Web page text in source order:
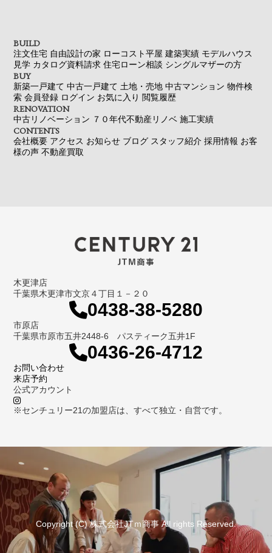
BUILD
注文住宅 自由設計の家 ローコスト平屋 建築実績 モデルハウス
見学 カタログ資料請求 住宅ローン相談 シングルマザーの方
BUY
新築一戸建て 中古一戸建て 土地・売地 中古マンション 物件検
索 会員登録 ログイン お気に入り 閲覧履歴
RENOVATION
中古リノベーション ７０年代不動産リノベ 施工実績
CONTENTS
会社概要 アクセス お知らせ ブログ スタッフ紹介 採用情報 お客
様の声 不動産買取
木更津店
千葉県木更津市文京４丁目１－２０
0438-38-5280
市原店
千葉県市原市五井2448-6 パスティーク五井1F
0436-26-4712
お問い合わせ
来店予約
公式アカウント
※センチュリー21の加盟店は、すべて独立・自営です。
Copyright (C) 株式会社JTｍ商事 All rights Reserved.